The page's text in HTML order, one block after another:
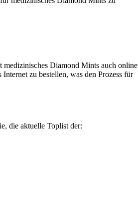
medizinisches Diamond Mints auch online
zu bestellen, was den Prozess für
die aktuelle Toplist der: